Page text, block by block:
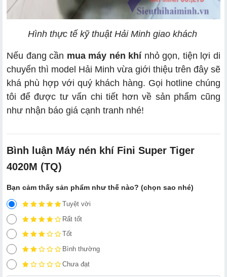
Hình thực tế kỹ thuật Hải Minh giao khách
Nếu đang cần mua máy nén khí nhỏ gọn, tiện lợi di
chuyển thì model Hải Minh vừa giới thiệu trên đây sẽ
khá phù hợp với quý khách hàng. Gọi hotline chúng
tôi để được tư vấn chi tiết hơn về sản phẩm cũng
như nhận báo giá cạnh tranh nhé!
Bình luận Máy nén khí Fini Super Tiger
4020M (TQ)
Bạn cảm thấy sản phẩm như thế nào? (chọn sao nhé)
Tuyệt vời
Rất tốt
Tốt
Bình thường
Chưa đạt